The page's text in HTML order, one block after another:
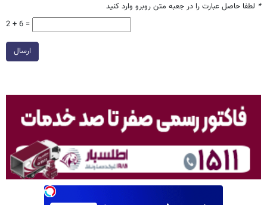
* لطفا حاصل عبارت را در جعبه متن روبرو وارد کنید
2 + 6 =
ارسال